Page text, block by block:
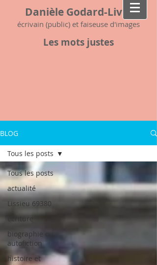
Danièle Godard-Livet
écrivain (public) et faiseuse d'images
Les mots justes
BLOG
Tous les posts
actualité
Lissieu 69380
écriture
biographie ou
autofiction
histoire et
Tous les posts